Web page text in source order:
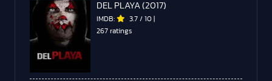
DEL PLAYA (2017)
IMDB: 3.7 / 10 |
267 ratings